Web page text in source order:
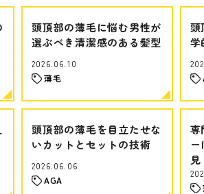
頭頂部の薄毛に悩む男性が
選ぶべき清潔感のある髪型
2026.06.10
薄毛
頭
学
頭頂部の薄毛を目立たせな
いカットとセットの技術
2026.06.06
AGA
専
見